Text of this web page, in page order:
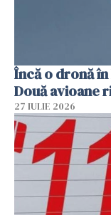
Încă o dronă în
Două avioane
27 IULIE 2026